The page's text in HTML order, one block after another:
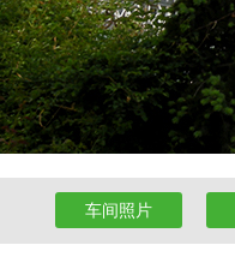
车间照片